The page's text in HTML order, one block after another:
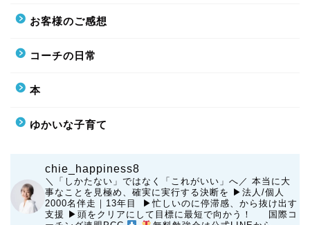
お客様のご感想
コーチの日常
本
ゆかいな子育て
chie_happiness8
＼「しかたない」ではなく「これがいい」へ／ 本当に大
事なことを見極め、確実に実行する決断を ▶︎法人/個人
2000名伴走｜13年目 ▶︎忙しいのに停滞感、から抜け出す
支援 ▶︎頭をクリアにして目標に最短で向かう！
国際コ